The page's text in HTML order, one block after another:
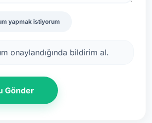
yapmak istiyorum
onaylandığında bildirim al.
Gönder